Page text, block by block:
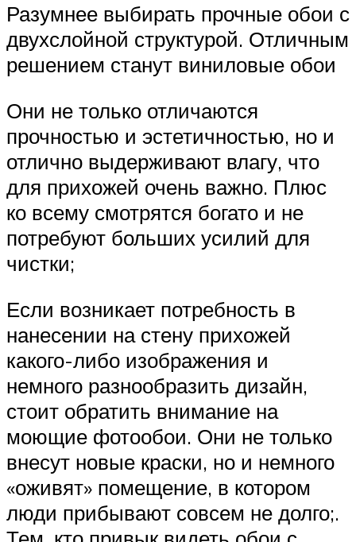
Разумнее выбирать прочные обои с
двухслойной структурой. Отличным
решением станут виниловые обои
Они не только отличаются
прочностью и эстетичностью, но и
отлично выдерживают влагу, что
для прихожей очень важно. Плюс
ко всему смотрятся богато и не
потребуют больших усилий для
чистки;
Если возникает потребность в
нанесении на стену прихожей
какого-либо изображения и
немного разнообразить дизайн,
стоит обратить внимание на
моющие фотообои. Они не только
внесут новые краски, но и немного
«оживят» помещение, в котором
люди прибывают совсем не долго;.